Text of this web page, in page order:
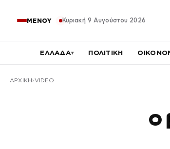
ΜΕΝΟΥ Κυριακή 9 Αυγούστου 2026
ΕΛΛΑΔΑ▾ ΠΟΛΙΤΙΚΗ
ΑΡΧΙΚΉ VIDEO
Ο